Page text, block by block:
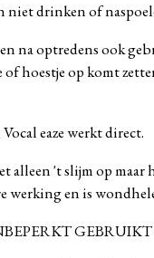
niet drinken of
na optredens ook
of hoestje op komt
eaze werkt direct.
alleen 't slijm op maar
werking en is